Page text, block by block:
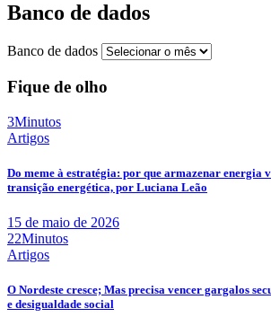
Banco de dados
Banco de dados
Fique de olho
3Minutos
Artigos
Do meme à estratégia: por que armazenar energia
transição energética, por Luciana Leão
15 de maio de 2026
22Minutos
Artigos
O Nordeste cresce; Mas precisa vencer gargalos
e desigualdade social